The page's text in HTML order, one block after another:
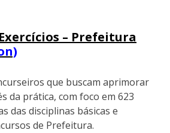
– Prefeitura
que buscam aprimorar
da prática, com foco em 623
das disciplinas básicas e
de Prefeitura.